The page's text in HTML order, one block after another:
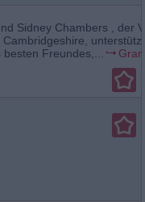
Sidney Chambers , der
Freundes,...